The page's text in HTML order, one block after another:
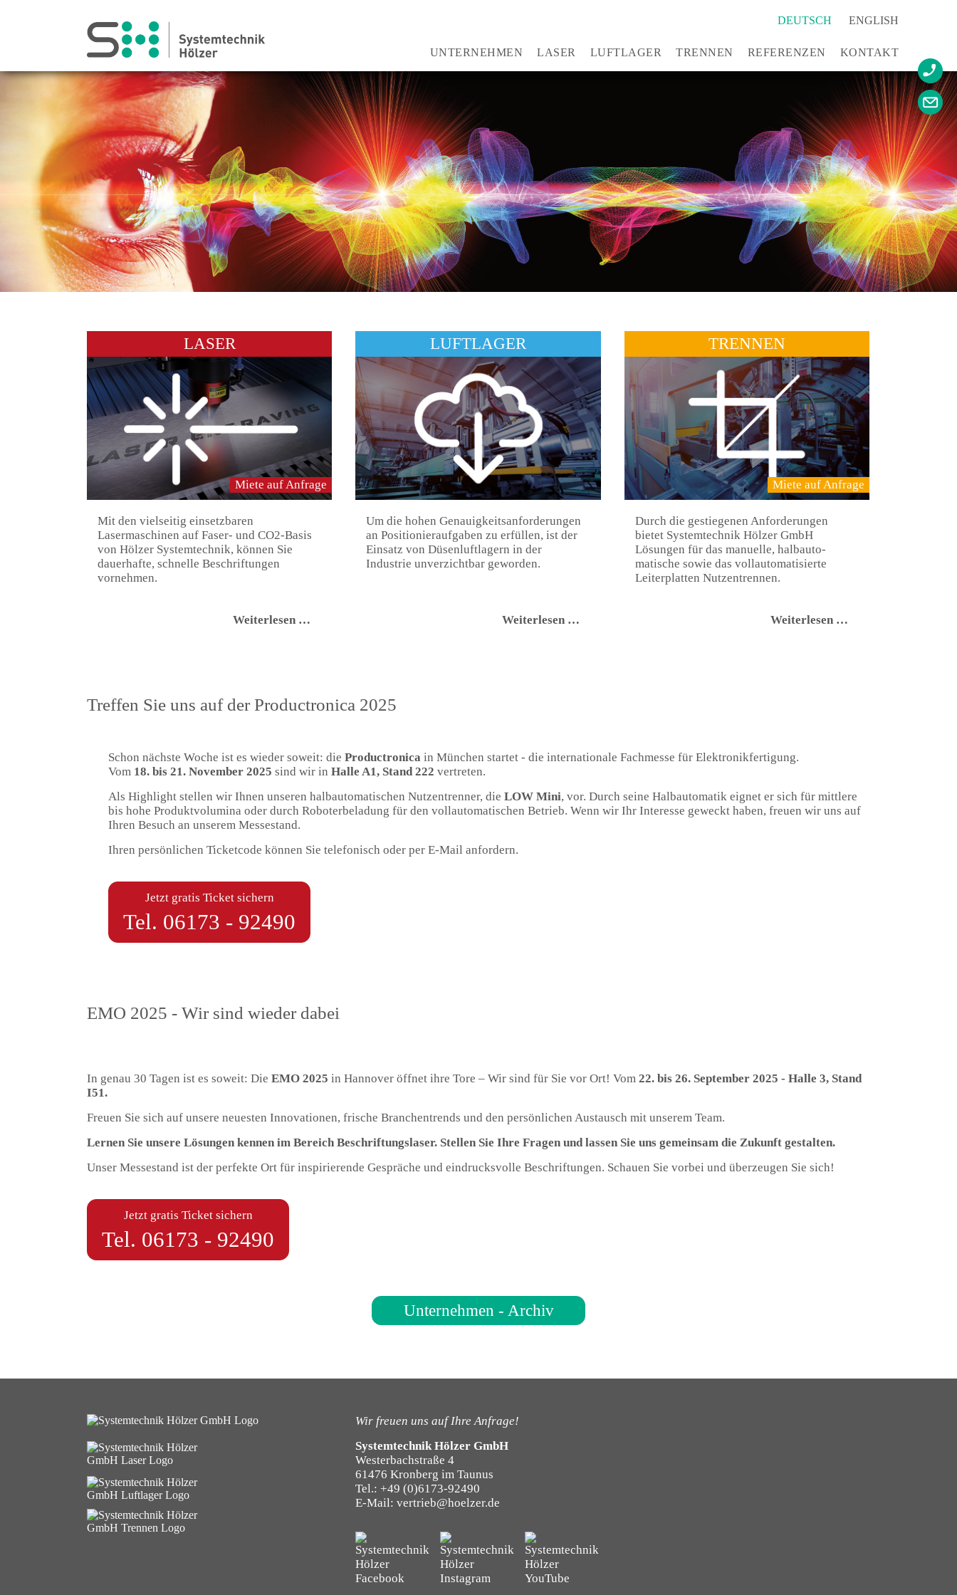
Navigation
UNTERNEHMEN
LASER
LUFTLAGER
TRENNEN
Trayloader
REFERENZEN KONTAKT
DEUTSCH ENGLISH
LASER
Miete auf Anfrage
Mit den vielseitig einsetzbaren
Lasermaschinen auf Faser- und CO2-Basis
von Hölzer Systemtechnik, können Sie
dauerhafte, schnelle Beschriftungen
vornehmen.
Weiterlesen …
LUFTLAGER
Um die hohen Genauigkeitsanforderungen
an Positionieraufgaben zu erfüllen, ist der
Einsatz von Düsenluftlagern in der
Industrie unverzichtbar geworden.
Weiterlesen …Luftlager
TRENNEN
Miete auf Anfrage
Durch die gestiegenen Anforderungen
bietet Systemtechnik Hölzer GmbH
Lösungen für das manuelle, halbauto-
matische sowie das vollautomatisierte
Leiterplatten Nutzentrennen.
Weiterlesen …Trennen
Treffen Sie uns auf der Productronica 2025
Schon nächste Woche ist es wieder soweit: die Productronica in München startet - die internationale Fachmesse für Elektronikfertigung.
Vom 18. bis 21. November 2025 sind wir in Halle A1, Stand 222 vertreten.
Als Highlight stellen wir Ihnen unseren halbautomatischen Nutzentrenner, die LOW Mini, vor. Durch seine Halbautomatik eignet er sich für mittlere
bis hohe Produktvolumina oder durch Roboterbeladung für den vollautomatischen Betrieb. Wenn wir Ihr Interesse geweckt haben, freuen wir uns auf
Ihren Besuch an unserem Messestand.
Ihren persönlichen Ticketcode können Sie telefonisch oder per E-Mail anfordern.
Jetzt gratis Ticket sichern
Tel. 06173 - 92490
EMO 2025 - Wir sind wieder dabei
In genau 30 Tagen ist es soweit: Die EMO 2025 in Hannover öffnet ihre Tore – Wir sind für Sie vor Ort! Vom 22. bis 26. September 2025 - Halle 3, Stand
I51.
Freuen Sie sich auf unsere neuesten Innovationen, frische Branchentrends und den persönlichen Austausch mit unserem Team.
Lernen Sie unsere Lösungen kennen im Bereich Beschriftungslaser. Stellen Sie Ihre Fragen und lassen Sie uns gemeinsam die Zukunft gestalten.
Unser Messestand ist der perfekte Ort für inspirierende Gespräche und eindrucksvolle Beschriftungen. Schauen Sie vorbei und überzeugen Sie sich!
Jetzt gratis Ticket sichern
Tel. 06173 - 92490
Unternehmen - Archiv
Wir freuen uns auf Ihre Anfrage!
Systemtechnik Hölzer GmbH
Westerbachstraße 4
61476 Kronberg im Taunus
Tel.: +49 (0)6173-92490
E-Mail:vertrieb@hoelzer.de